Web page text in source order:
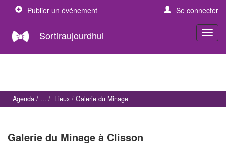
Publier un événement Se connecter
Sortiraujourdhui
Agenda Lieux Galerie du Minage
Galerie du Minage à Clisson